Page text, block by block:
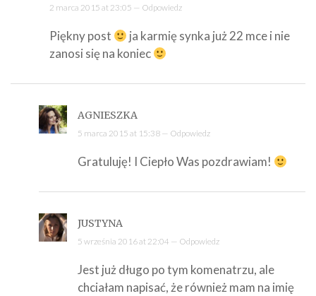
2 marca 2015 at 23:05 — Odpowiedz
Piękny post
ja karmię synka już 22 mce i nie
zanosi się na koniec
AGNIESZKA
5 marca 2015 at 15:38 — Odpowiedz
Gratuluję! I Ciepło Was pozdrawiam!
JUSTYNA
5 września 2016 at 22:04 — Odpowiedz
Jest już długo po tym komenatrzu, ale
chciałam napisać, że również mam na imię